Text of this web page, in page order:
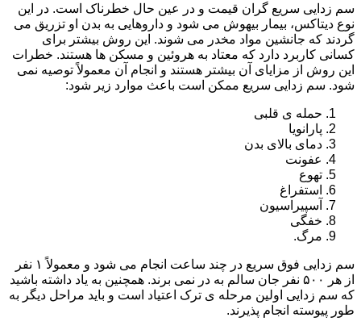
سم زدایی سریع گران قیمت و در عین حال خطرناک است. در این
نوع دیتاکس، بیمار بیهوش می شود و داروهایی به بدن او تزریق می
گردند که جانشین مواد مخدر می شوند. این روش بیشتر برای
کسانی کاربرد دارد که معتاد به هروئین و مسکن ها هستند. خطرات
این روش از مزایای آن بیشتر هستند و انجام آن معمولاً توصیه نمی
شود. سم زدایی سریع ممکن است باعث موارد زیر شود:
حمله ی قلبی
پارانویا
دمای بالای بدن
عفونت
تهوع
استفراغ
آسپیراسیون
خفگی
مرگ.
سم زدایی فوق سریع در چند ساعت انجام می شود و معمولاً ۱ نفر
از هر ۵۰۰ نفر جان سالم به در نمی برند. همچنین به یاد داشته باشید
که سم زدایی اولین مرحله ی ترک اعتیاد است و باید مراحل دیگر به
طور پیوسته انجام پذیرند.